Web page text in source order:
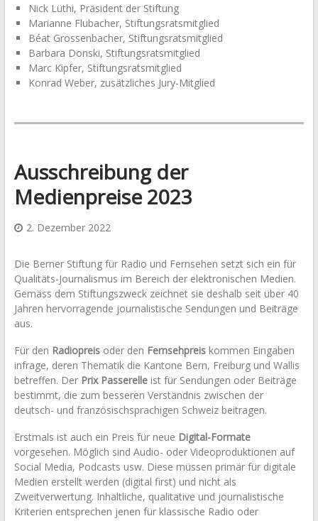
Nick Lüthi, Präsident der Stiftung
Marianne Flubacher, Stiftungsratsmitglied
Béat Grossenbacher, Stiftungsratsmitglied
Barbara Donski, Stiftungsratsmitglied
Marc Kipfer, Stiftungsratsmitglied
Konrad Weber, zusätzliches Jury-Mitglied
Ausschreibung der
Medienpreise 2023
2. Dezember 2022
Die Berner Stiftung für Radio und Fernsehen setzt sich ein für
Qualitäts-Journalismus im Bereich der elektronischen Medien.
Gemäss dem Stiftungszweck zeichnet sie deshalb seit über 40
Jahren hervorragende journalistische Sendungen und Beiträge
aus.
Für den Radiopreisoder den Fernsehpreiskommen Eingaben
infrage, deren Thematik die Kantone Bern, Freiburg und Wallis
betreffen. Der Prix Passerelleist für Sendungen oder Beiträge
bestimmt, die zum besseren Verständnis zwischen der
deutsch- und französischsprachigen Schweiz beitragen.
Erstmals ist auch ein Preis für neue Digital-Formate
vorgesehen. Möglich sind Audio- oder Videoproduktionen auf
Social Media, Podcasts usw. Diese müssen primär für digitale
Medien erstellt werden (digital first) und nicht als
Zweitverwertung. Inhaltliche, qualitative und journalistische
Kriterien entsprechen jenen für klassische Radio oder